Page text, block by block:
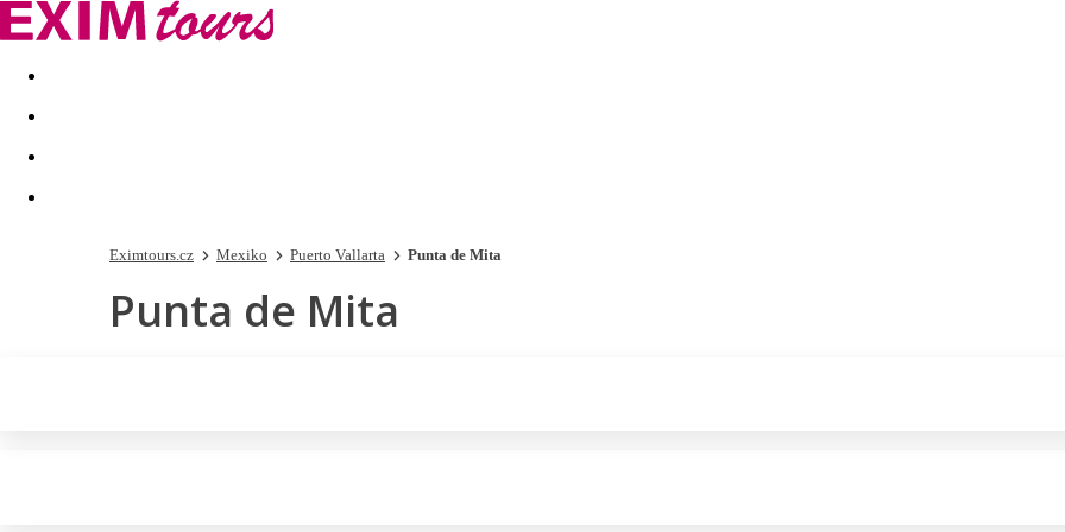
Akční nabídky Last minute
Eximtours.cz Mexiko Puerto Vallarta Punta de Mita
Punta de Mita